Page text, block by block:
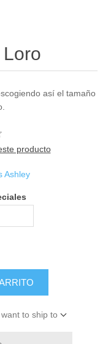
así el tamaño
producto
Ashley
to ship to